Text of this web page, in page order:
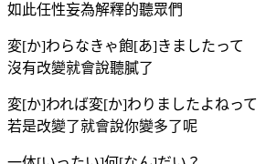
如此任性妄為解釋的聽眾們
変[か]わらなきゃ飽[あ]きましたって
沒有改變就會說聽膩了
変[か]われば変[か]わりましたよねって
若是改變了就會說你變多了呢